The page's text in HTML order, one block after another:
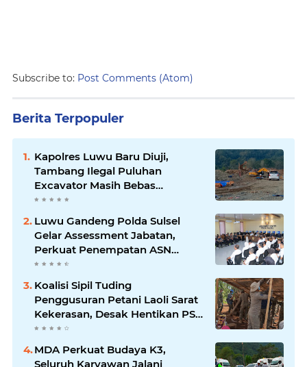
Subscribe to: Post Comments (Atom)
Berita Terpopuler
Kapolres Luwu Baru Diuji,
Tambang Ilegal Puluhan
Excavator Masih Bebas
Beroperasi
Luwu Gandeng Polda Sulsel
Gelar Assessment Jabatan,
Perkuat Penempatan ASN
Berbasis Kompetensi
Koalisi Sipil Tuding
Penggusuran Petani Laoli Sarat
Kekerasan, Desak Hentikan PSN
PT IHIP
MDA Perkuat Budaya K3,
Seluruh Karyawan Jalani